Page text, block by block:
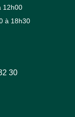
12h00
à 18h30
30